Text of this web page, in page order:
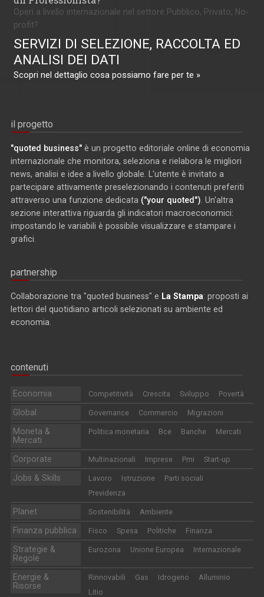
Operi a livello internazionale nel settore Pubblico, Privato, No-
profit?
SERVIZI DI SELEZIONE, RACCOLTA ED
ANALISI DEI DATI
Scopri nel dettaglio cosa possiamo fare per te »
il progetto
"quoted business" è un progetto editoriale online di economia
internazionale che monitora, seleziona e rielabora le migliori
news, analisi e idee a livello globale. L'utente è invitato a
partecipare attivamente preselezionando i contenuti preferiti
attraverso una funzione dedicata ("your quoted") . Un'altra
sezione interattiva riguarda gli indicatori macroeconomici:
impostando le variabili è possibile visualizzare e stampare i
grafici.
partnership
Collaborazione tra "quoted business" e La Stampa: proposti ai
lettori del quotidiano articoli selezionati su ambiente ed
economia.
contenuti
Economia Competitività Crescita Sviluppo Povertà
Global Governance Commercio Migrazioni
Moneta &
Mercati
Politica monetaria Bce Banche Mercati
Corporate Multinazionali Imprese Pmi Start-up
Jobs & Skills Lavoro Istruzione
Parti sociali
Previdenza
Planet Sostenibilità Ambiente
Finanza pubblica Fisco Spesa Politiche Finanza
Strategie &
Regole
Eurozona Unione Europea Internazionale
Energie &
Risorse
Rinnovabili Gas Idrogeno
Alluminio
Litio